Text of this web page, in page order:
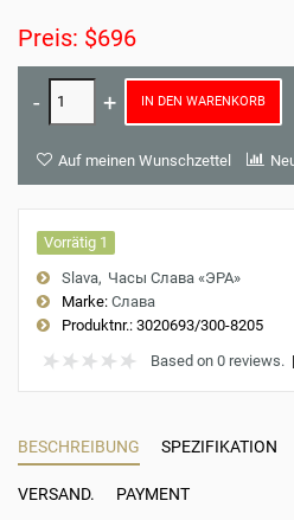
Preis: $696
IN DEN WARENKORB
Auf meinen Wunschzettel
Vorrätig 1
Slava Часы Слава «ЭРА»
Marke: Слава
Produktnr.: 3020693/300-8205
Based on 0 reviews. |
BESCHREIBUNG SPEZIFIKATION
VERSAND. PAYMENT